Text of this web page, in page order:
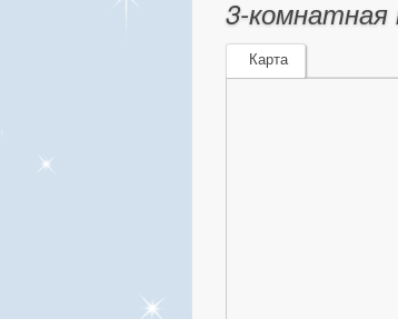
3-комнатная
Карта